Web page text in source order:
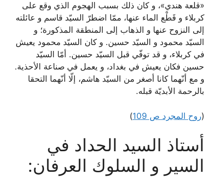
«قلعة هندي»، و كان ذلك بسبب الهجوم الذي وقع على
كربلاء و قَطْع الماء عنها، ممّا اضطرّ السيّد قاسم و عائلته
إلى النزوح عنها و الذهاب إلى المنطقة المذكورة؛ و
السيّد محمود و السيّد حسين. و كان السيّد محمود يعيش
في كربلاء، و قد توفّي قبل السيّد حسين. أمّا السيّد
حسين فكان يعيش في بغداد، و يعمل في صناعة الأحذية.
و مع أنّهما كانا أصغر من السيّد هاشم، إلّا أنّهما التحقا
بالرحمة الأبديّة قبله.
(روح المجرد ص 109 )
أستاذ السيد الحداد في
السير و السلوك العرفان: